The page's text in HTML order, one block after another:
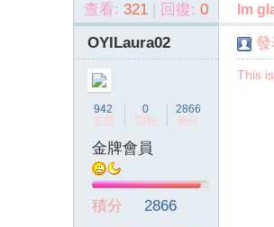
操» › ›
查看: 321 | 回復: 0 Im
OYILaura02
942
主題
0
回帖
2866
積分
金牌會員
積分
2866
發
This